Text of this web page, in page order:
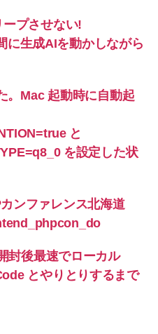
プさせない!
生成AIを動かしながら
。Mac 起動時に自動起
と
を設定した状
ンファレンス北海道
封後最速でローカル
とやりとりするまで